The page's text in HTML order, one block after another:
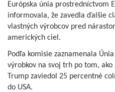
Európska únia prostredníctvom
informovala, že zavedla ďalšie
vlastných výrobcov pred
amerických ciel.
Podľa komisie zaznamenala
výrobkov na svoj trh po tom,
Trump zaviedol 25 percentné
do USA.